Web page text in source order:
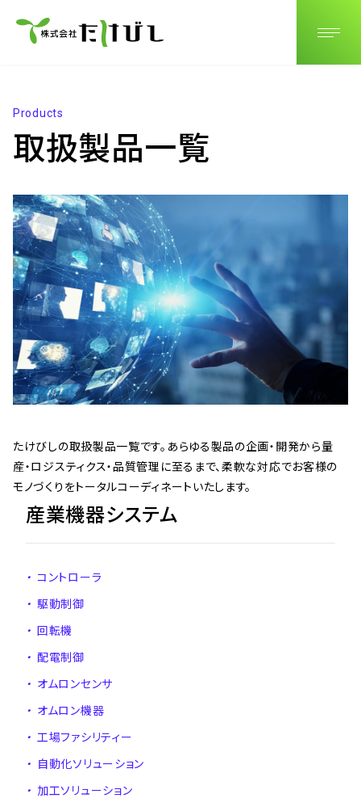
Products
取扱製品一覧
たけびしの取扱製品一覧です。あらゆる製品の企画・開発から量
産・ロジスティクス・品質管理に至るまで、柔軟な対応でお客様の
モノづくりをトータルコーディネートいたします。
産業機器システム
・ コントローラ
・ 駆動制御
・ 回転機
・ 配電制御
・ オムロンセンサ
・ オムロン機器
・ 工場ファシリティー
・ 自動化ソリューション
・ 加工ソリューション